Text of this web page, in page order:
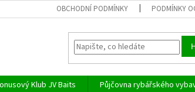
OBCHODNÍ PODMÍNKY PODMÍNKY
Klub JV Baits Půjčovna rybářského